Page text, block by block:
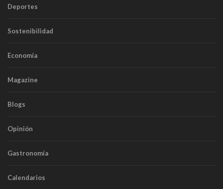
Deportes
Sostenibilidad
Economía
Magazine
Blogs
Opinión
Gastronomía
Calendarios